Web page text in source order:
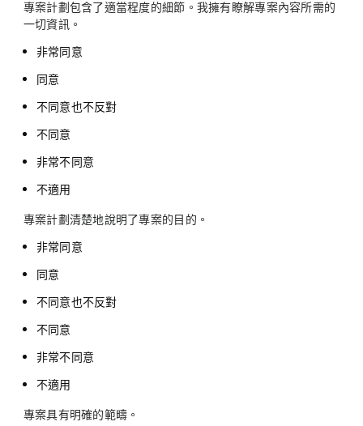
專案計劃包含了適當程度的細節。我擁有瞭解專案內容所需的
一切資訊。
非常同意
同意
不同意也不反對
不同意
非常不同意
不適用
專案計劃清楚地說明了專案的目的。
非常同意
同意
不同意也不反對
不同意
非常不同意
不適用
專案具有明確的範疇。